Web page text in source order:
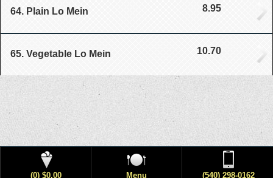
8.95
64. Plain Lo Mein
10.70
65. Vegetable Lo Mein
(0) $0.00 Menu (540) 298-0162